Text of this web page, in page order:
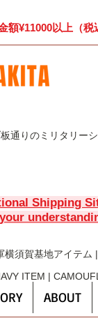
額¥11000以上（
りのミリタリー
Shipping
横須賀基地アイテム
ITEM |
ABOUT